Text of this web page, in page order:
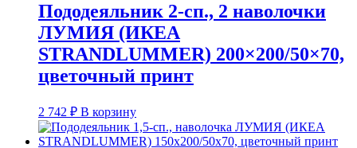
Пододеяльник 2-сп., 2 наволочки
ЛУМИЯ (ИКЕА
STRANDLUMMER) 200×200/50×70,
цветочный принт
2 742 ₽ В корзину